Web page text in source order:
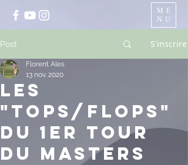
ME
NU
Post S'inscrire
les
"Tops/flops"
du 1er tour
du Masters
Florent Ales
13 nov. 2020